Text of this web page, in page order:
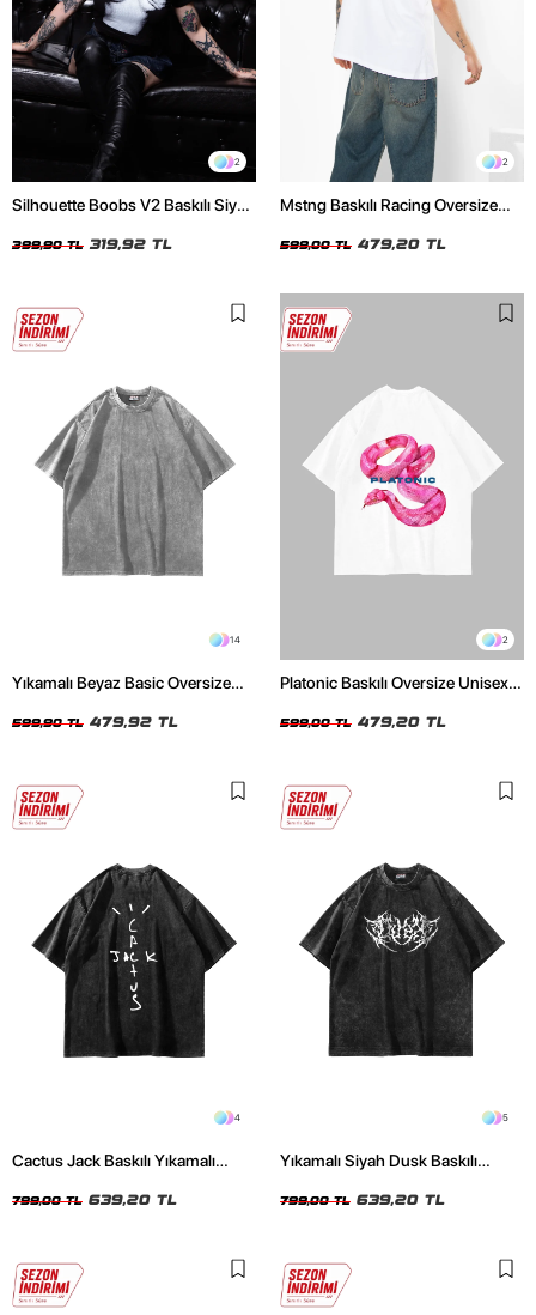
2
Silhouette Boobs V2 Baskılı Siyah
399,90 TL 319,92 TL
2
Mstng Baskılı Racing Oversize
599,00 TL 479,20 TL
14
Yıkamalı Beyaz Basic Oversize
599,90 TL 479,92 TL
2
Platonic Baskılı Oversize Unisex
599,00 TL 479,20 TL
4
Cactus Jack Baskılı Yıkamalı
799,00 TL 639,20 TL
5
Yıkamalı Siyah Dusk Baskılı
799,00 TL 639,20 TL